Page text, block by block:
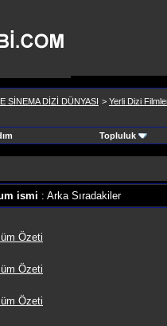
SİNEMA DİZİ DÜNYASI > Yerli Dizi
Topluluk
ismi : Arka Sıradakiler
Özeti
Özeti
Özeti